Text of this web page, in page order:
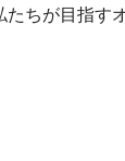
ちが目指す